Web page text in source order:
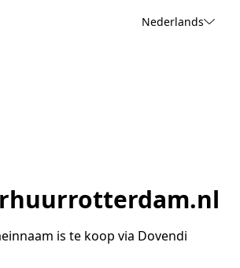
Nederlands
is te koop via Dovendi